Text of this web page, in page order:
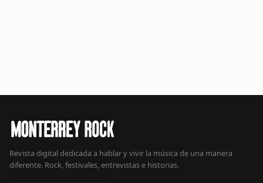
Revista digital dedicada a hablar y vivir la música de una manera
diferente. Rock, festivales, entrevistas e historias.